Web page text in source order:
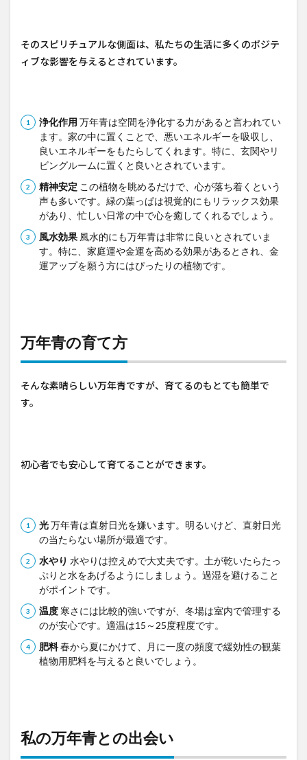
そのスピリチュアルな側面は、私たちの生活に多くのポジテ
ィブな影響を与えるとされています。
浄化作用 万年青は空間を浄化する力があると言われてい
ます。家の中に置くことで、悪いエネルギーを吸収し、
良いエネルギーをもたらしてくれます。特に、玄関やリ
ビングルームに置くと良いとされています。
精神安定 この植物を眺めるだけで、心が落ち着くという
声も多いです。緑の葉っぱは視覚的にもリラックス効果
があり、忙しい日常の中で心を癒してくれるでしょう。
風水効果 風水的にも万年青は非常に良いとされていま
す。特に、家庭運や金運を高める効果があるとされ、金
運アップを願う方にはぴったりの植物です。
万年青の育て方
そんな素晴らしい万年青ですが、育てるのもとても簡単で
す。
初心者でも安心して育てることができます。
光万年青は直射日光を嫌います。明るいけど、直射日光
の当たらない場所が最適です。
水やり 水やりは控えめで大丈夫です。土が乾いたらたっ
ぷりと水をあげるようにしましょう。過湿を避けること
がポイントです。
温度 寒さには比較的強いですが、冬場は室内で管理する
のが安心です。適温は15～25度程度です。
肥料春から夏にかけて、月に一度の頻度で緩効性の観葉
植物用肥料を与えると良いでしょう。
私の万年青との出会い